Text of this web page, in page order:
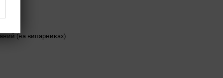
(на випарниках)